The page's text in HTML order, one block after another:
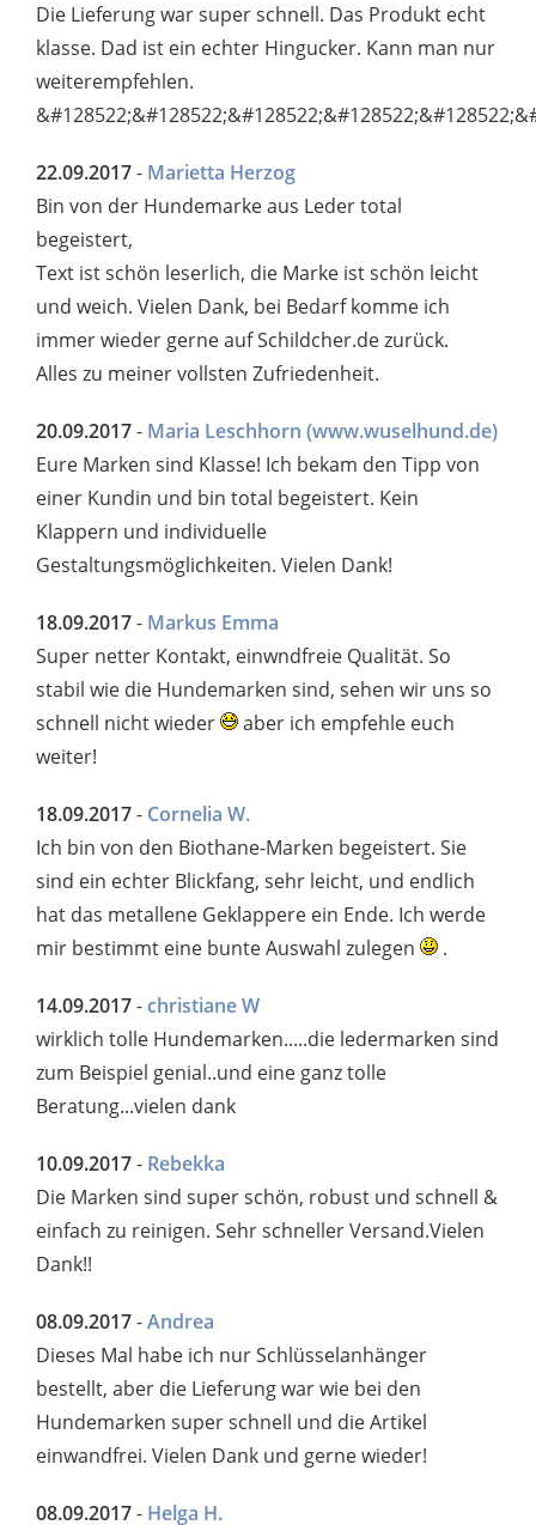
Die Lieferung war super schnell. Das Produkt echt
klasse. Dad ist ein echter Hingucker. Kann man nur
weiterempfehlen.
22.09.2017- Marietta Herzog
Bin von der Hundemarke aus Leder total
begeistert,
Text ist schön leserlich, die Marke ist schön leicht
und weich. Vielen Dank, bei Bedarf komme ich
immer wieder gerne auf Schildcher.de zurück.
Alles zu meiner vollsten Zufriedenheit.
20.09.2017- Maria Leschhorn (www.wuselhund.de)
Eure Marken sind Klasse! Ich bekam den Tipp von
einer Kundin und bin total begeistert. Kein
Klappern und individuelle
Gestaltungsmöglichkeiten. Vielen Dank!
18.09.2017- Markus Emma
Super netter Kontakt, einwndfreie Qualität. So
stabil wie die Hundemarken sind, sehen wir uns so
schnell nicht wieder
aber ich empfehle euch
weiter!
18.09.2017- Cornelia W.
Ich bin von den Biothane-Marken begeistert. Sie
sind ein echter Blickfang, sehr leicht, und endlich
hat das metallene Geklappere ein Ende. Ich werde
mir bestimmt eine bunte Auswahl zulegen
.
14.09.2017-christiane W
wirklich tolle Hundemarken.....die ledermarken sind
zum Beispiel genial..und eine ganz tolle
Beratung...vielen dank
10.09.2017- Rebekka
Die Marken sind super schön, robust und schnell &
einfach zu reinigen. Sehr schneller Versand.Vielen
Dank!!
08.09.2017-Andrea
Dieses Mal habe ich nur Schlüsselanhänger
bestellt, aber die Lieferung war wie bei den
Hundemarken super schnell und die Artikel
einwandfrei. Vielen Dank und gerne wieder!
08.09.2017- Helga H.